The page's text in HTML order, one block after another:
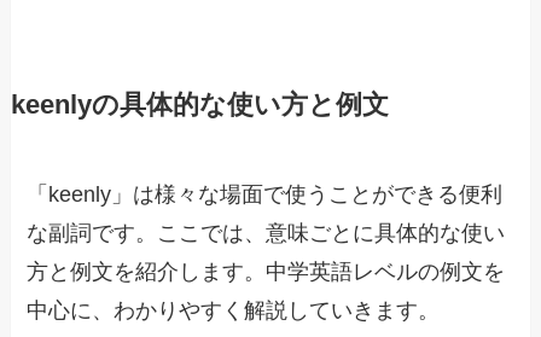
keenlyの具体的な使い方と例文
「keenly」は様々な場面で使うことができる便利
な副詞です。ここでは、意味ごとに具体的な使い
方と例文を紹介します。中学英語レベルの例文を
中心に、わかりやすく解説していきます。